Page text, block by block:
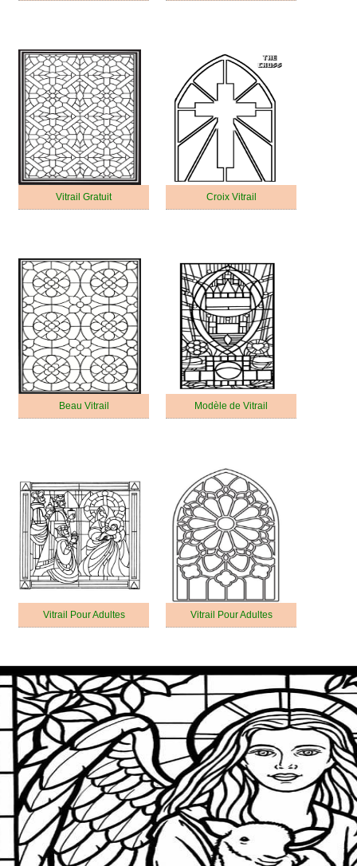
Vitrail Gratuit Croix Vitrail
Beau Vitrail Modèle de Vitrail
Vitrail Pour Adultes Vitrail Pour Adultes